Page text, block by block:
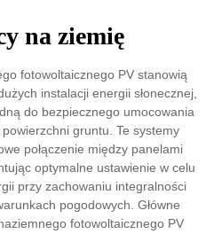
na ziemię
fotowoltaicznego PV stanowią
instalacji energii słonecznej,
do bezpiecznego umocowania
gruntu. Te systemy
połączenie między panelami
optymalne ustawienie w celu
przy zachowaniu integralności
pogodowych. Główne
fotowoltaicznego PV